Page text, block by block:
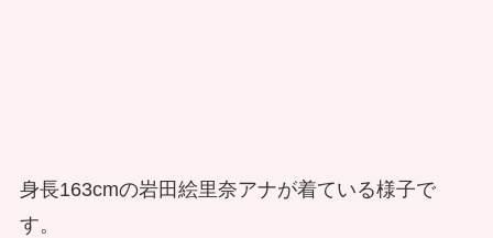
身長163cmの岩田絵里奈アナが着ている様子で
す。